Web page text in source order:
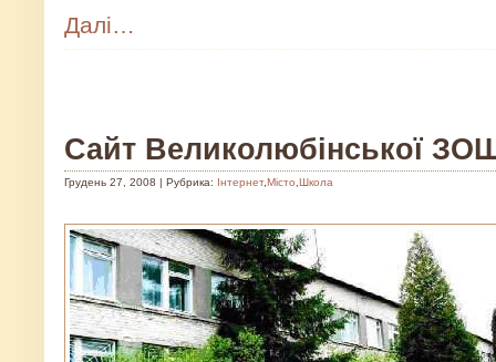
Далі…
Сайт Великолюбінської
Грудень 27, 2008 | Рубрика: Інтернет,Місто Школа